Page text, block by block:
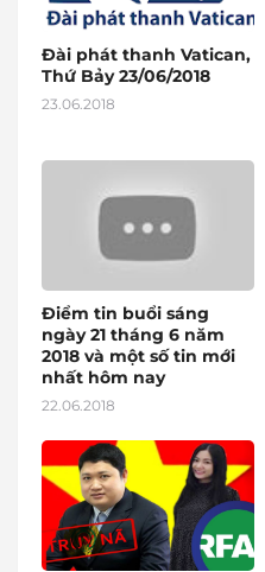
Đài phát thanh Vatican,
Thứ Bảy 23/06/2018
23.06.2018
Điểm tin buổi sáng
ngày 21 tháng 6 năm
2018 và một số tin mới
nhất hôm nay
22.06.2018